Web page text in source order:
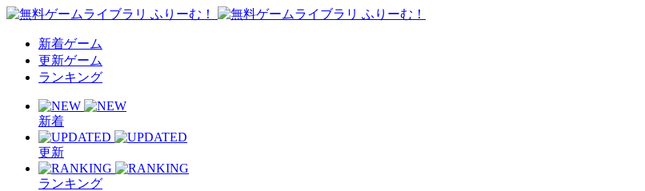
新着ゲーム
更新ゲーム
ランキング
新着
更新
ランキング